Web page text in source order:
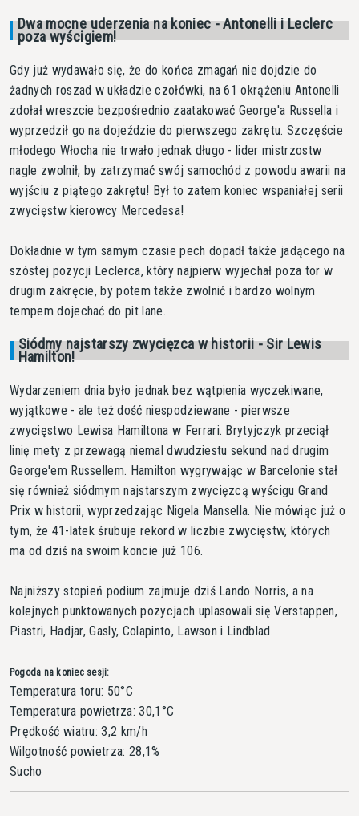
Dwa mocne uderzenia na koniec - Antonelli i Leclerc
poza wyścigiem!
Gdy już wydawało się, że do końca zmagań nie dojdzie do
żadnych roszad w układzie czołówki, na 61 okrążeniu Antonelli
zdołał wreszcie bezpośrednio zaatakować George'a Russella i
wyprzedził go na dojeździe do pierwszego zakrętu. Szczęście
młodego Włocha nie trwało jednak długo - lider mistrzostw
nagle zwolnił, by zatrzymać swój samochód z powodu awarii na
wyjściu z piątego zakrętu! Był to zatem koniec wspaniałej serii
zwycięstw kierowcy Mercedesa!
Dokładnie w tym samym czasie pech dopadł także jadącego na
szóstej pozycji Leclerca, który najpierw wyjechał poza tor w
drugim zakręcie, by potem także zwolnić i bardzo wolnym
tempem dojechać do pit lane.
Siódmy najstarszy zwycięzca w historii - Sir Lewis
Hamilton!
Wydarzeniem dnia było jednak bez wątpienia wyczekiwane,
wyjątkowe - ale też dość niespodziewane - pierwsze
zwycięstwo Lewisa Hamiltona w Ferrari. Brytyjczyk przeciął
linię mety z przewagą niemal dwudziestu sekund nad drugim
George'em Russellem. Hamilton wygrywając w Barcelonie stał
się również siódmym najstarszym zwycięzcą wyścigu Grand
Prix w historii, wyprzedzając Nigela Mansella. Nie mówiąc już o
tym, że 41-latek śrubuje rekord w liczbie zwycięstw, których
ma od dziś na swoim koncie już 106.
Najniższy stopień podium zajmuje dziś Lando Norris, a na
kolejnych punktowanych pozycjach uplasowali się Verstappen,
Piastri, Hadjar, Gasly, Colapinto, Lawson i Lindblad.
Pogoda na koniec sesji:
Temperatura toru: 50°C
Temperatura powietrza: 30,1°C
Prędkość wiatru: 3,2 km/h
Wilgotność powietrza: 28,1%
Sucho